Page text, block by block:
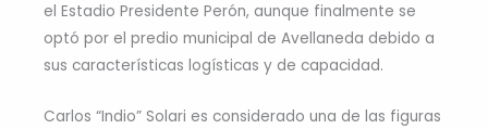
el Estadio Presidente Perón, aunque finalmente se
optó por el predio municipal de Avellaneda debido a
sus características logísticas y de capacidad.
Carlos “Indio” Solari es considerado una de las figuras